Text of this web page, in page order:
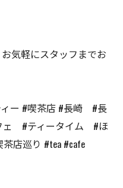
気軽にスタッフまでお
ー #喫茶店 #長崎 #長
#ティータイム #ほ
店巡り #tea #cafe